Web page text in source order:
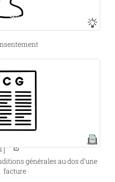
générales au dos d’une
facture
[8]
[10]
[66]
[18]